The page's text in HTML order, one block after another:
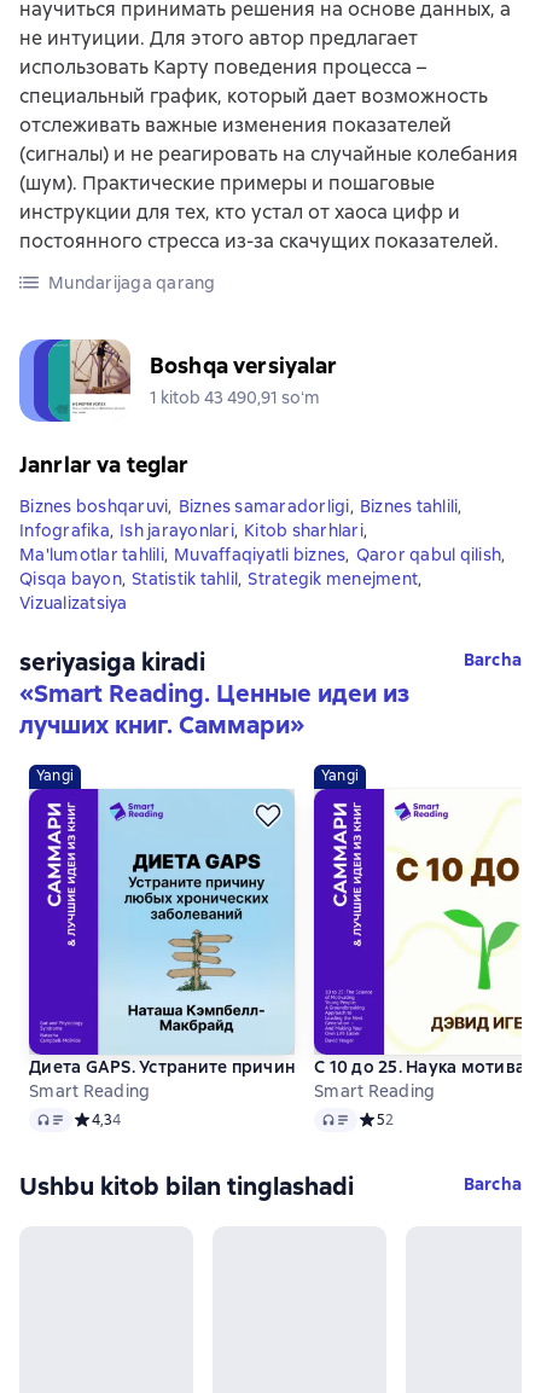
научиться принимать решения на основе данных, а
не интуиции. Для этого автор предлагает
использовать Карту поведения процесса –
специальный график, который дает возможность
отслеживать важные изменения показателей
(сигналы) и не реагировать на случайные колебания
(шум). Практические примеры и пошаговые
инструкции для тех, кто устал от хаоса цифр и
постоянного стресса из-за скачущих показателей.
Mundarijaga qarang
Boshqa versiyalar
1 kitob 43 490,91 soʻm
Janrlar va teglar
Biznes boshqaruvi, Biznes samaradorligi, Biznes tahlili,
Infografika, Ish jarayonlari, Kitob sharhlari,
Ma'lumotlar tahlili, Muvaffaqiyatli biznes, Qaror qabul qilish,
Qisqa bayon, Statistik tahlil, Strategik menejment,
Vizualizatsiya
seriyasiga kiradi
«Smart Reading. Ценные идеи из
лучших книг. Саммари»
Barcha
Yangi
Диета GAPS. Устраните причину любых хронических
Smart Reading
Audio Средний рейтинг 4,3 на основе 4 оценок
4,34
Yangi
С 10 до 25. Наука
Smart Reading
Audio Средний рейтинг 5 на
52
Ushbu kitob bilan tinglashadi Barcha